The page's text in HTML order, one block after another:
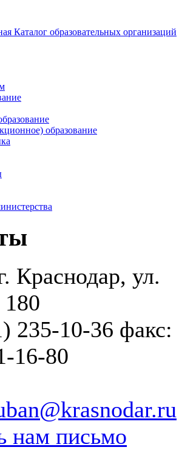
Каталог образовательных организаций
образование
Краснодар, ул.
180
235-10-36 факс:
16-80
нам письмо